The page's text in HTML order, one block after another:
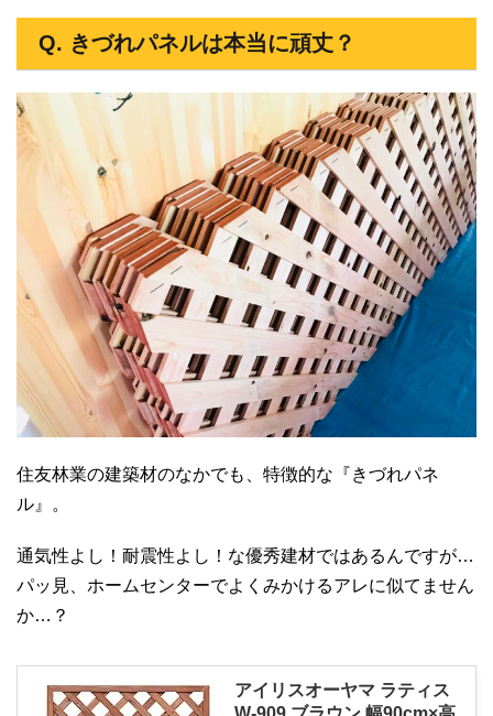
Q. きづれパネルは本当に頑丈？
住友林業の建築材のなかでも、特徴的な『きづれパネ
ル』。
通気性よし！耐震性よし！な優秀建材ではあるんですが…
パッ見、ホームセンターでよくみかけるアレに似てません
か…？
アイリスオーヤマ ラティス